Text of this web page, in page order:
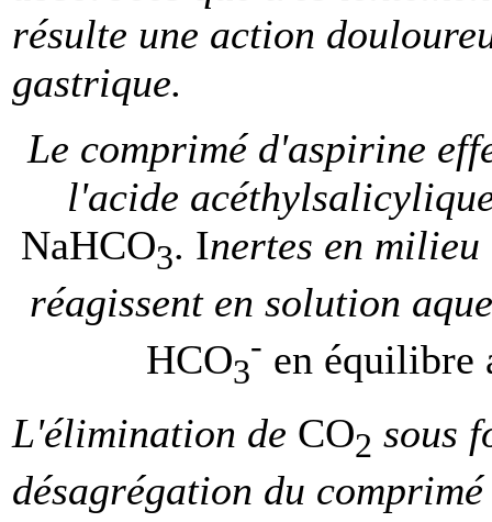
résulte une action
gastrique.
Le comprimé d'aspirine
l'acide
NaHCO3. Inertes en milieu
réagissent en solution
HCO3
- en équilibre
L'élimination de CO2 sous
désagrégation du